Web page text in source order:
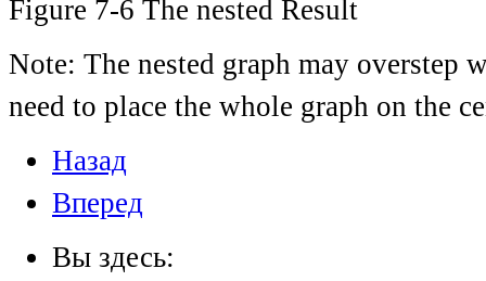
Figure 7-6 The nested Result
Note: The nested graph may overstep
need to place the whole graph on the
Назад
Вперед
Вы здесь: